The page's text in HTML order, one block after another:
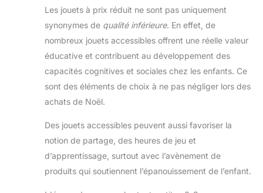
Les jouets à prix réduit ne sont pas uniquement
synonymes de qualité inférieure. En effet, de
nombreux jouets accessibles offrent une réelle valeur
éducative et contribuent au développement des
capacités cognitives et sociales chez les enfants. Ce
sont des éléments de choix à ne pas négliger lors des
achats de Noël.
Des jouets accessibles peuvent aussi favoriser la
notion de partage, des heures de jeu et
d’apprentissage, surtout avec l’avènement de
produits qui soutiennent l’épanouissement de l’enfant.